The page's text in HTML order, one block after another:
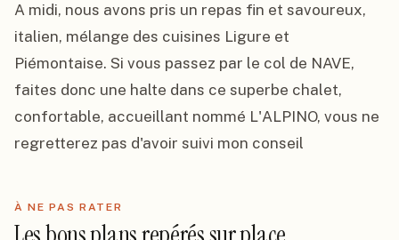
A midi, nous avons pris un repas fin et savoureux,
italien, mélange des cuisines Ligure et
Piémontaise. Si vous passez par le col de NAVE,
faites donc une halte dans ce superbe chalet,
confortable, accueillant nommé L'ALPINO, vous ne
regretterez pas d'avoir suivi mon conseil
À NE PAS RATER